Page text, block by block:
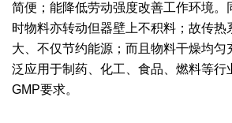
滚筒干燥系列
沸腾干燥系列
烘箱干燥系列
社会责任
简便；能降低劳动强度改善工作环境。
时物料亦转动但器壁上不积料；故传热
大、不仅节约能源；而且物料干燥均匀
泛应用于制药、化工、食品、燃料等行
GMP要求。